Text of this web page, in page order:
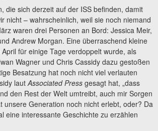
die sich derzeit auf der ISS befinden, damit
nicht – wahrscheinlich, weil sie noch niemand
waren drei Personen an Bord: Jessica Meir,
Andrew Morgan. Eine überraschend kleine
für einige Tage verdoppelt wurde, als
Wagner und Chris Cassidy dazu gestoßen
Besatzung hat noch nicht viel verlauten
lautAssociated Press gesagt hat, „dass
den Rest der Welt umtreibt, auch mir Sorgen
unsere Generation noch nicht erlebt, oder? Da
eine interessante Geschichte zu erzählen